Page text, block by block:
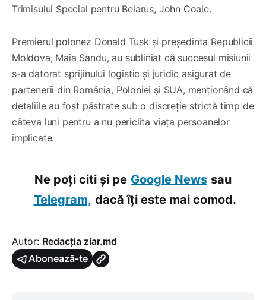
Trimisului Special pentru Belarus, John Coale.
Premierul polonez Donald Tusk și președinta Republicii
Moldova, Maia Sandu, au subliniat că succesul misiunii
s-a datorat sprijinului logistic și juridic asigurat de
partenerii din România, Poloniei și SUA, menționând că
detaliile au fost păstrate sub o discreție strictă timp de
câteva luni pentru a nu periclita viața persoanelor
implicate.
Ne poți citi și pe Google News sau
Telegram, dacă îți este mai comod.
Autor: Redacția ziar.md
Abonează-te